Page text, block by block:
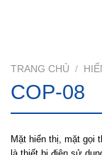
TRANG CHỦ /
COP-08
Mặt hiển thị, mặt gọi